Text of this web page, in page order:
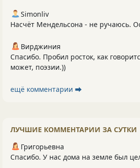
Simonliv
Насчёт Мендельсона - не ручаюсь.
Вирджиния
Спасибо. Пробил росток, как
может, поэзии.))
ещё комментарии ⮕
ЛУЧШИЕ КОММЕНТАРИИ ЗА СУТКИ
Григорьевна
Спасибо. У нас дома на земле был